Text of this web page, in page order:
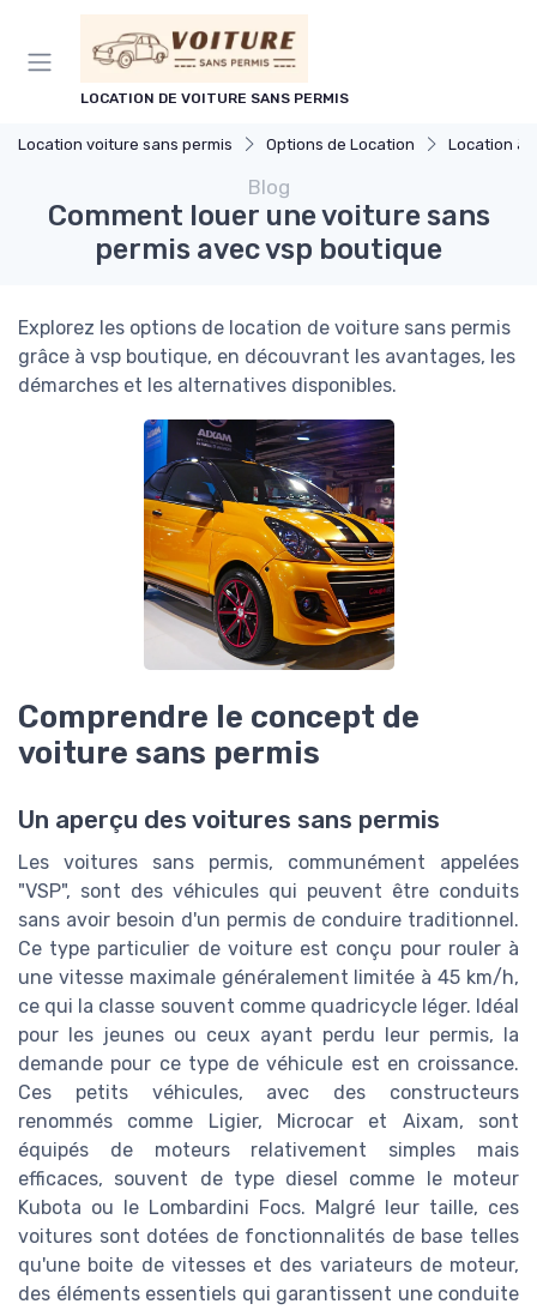
LOCATION DE VOITURE SANS PERMIS
Location voiture sans permis Options de Location Location à
Blog
Comment louer une voiture sans
permis avec vsp boutique
Explorez les options de location de voiture sans permis
grâce à vsp boutique, en découvrant les avantages, les
démarches et les alternatives disponibles.
Comprendre le concept de
voiture sans permis
Un aperçu des voitures sans permis
Les voitures sans permis, communément appelées
"VSP", sont des véhicules qui peuvent être conduits
sans avoir besoin d'un permis de conduire traditionnel.
Ce type particulier de voiture est conçu pour rouler à
une vitesse maximale généralement limitée à 45 km/h,
ce qui la classe souvent comme quadricycle léger. Idéal
pour les jeunes ou ceux ayant perdu leur permis, la
demande pour ce type de véhicule est en croissance.
Ces petits véhicules, avec des constructeurs
renommés comme Ligier, Microcar et Aixam, sont
équipés de moteurs relativement simples mais
efficaces, souvent de type diesel comme le moteur
Kubota ou le Lombardini Focs. Malgré leur taille, ces
voitures sont dotées de fonctionnalités de base telles
qu'une boite de vitesses et des variateurs de moteur,
des éléments essentiels qui garantissent une conduite